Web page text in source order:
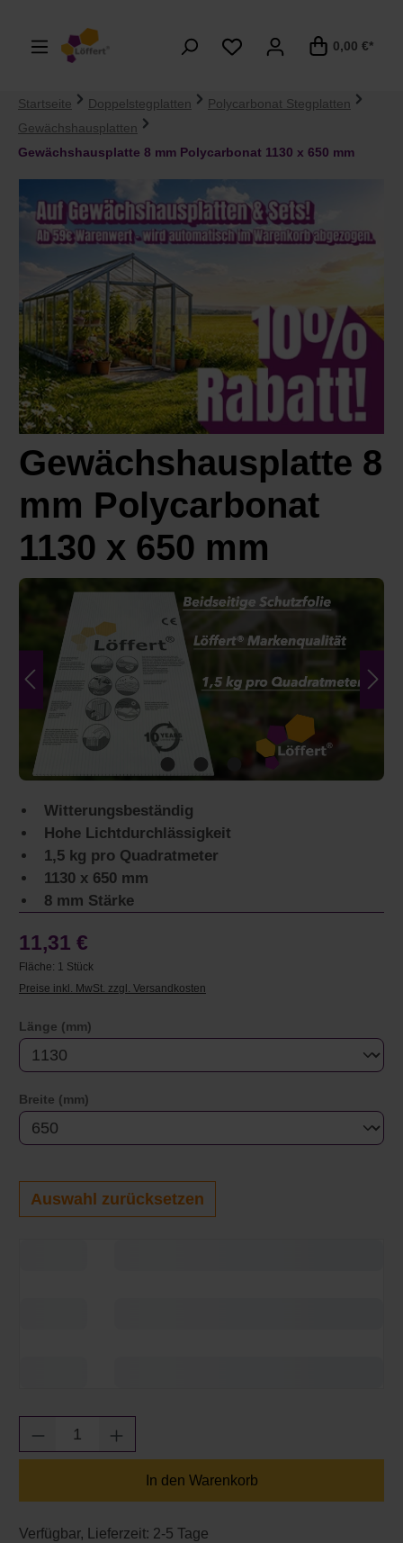
0,00 €*
Startseite Doppelstegplatten
Polycarbonat Stegplatten
Gewächshausplatten
Gewächshausplatte 8 mm Polycarbonat 1130 x 650 mm
Gewächshausplatte 8
mm Polycarbonat
1130 x 650 mm
Bildergalerie überspringen
Witterungsbeständig
Hohe Lichtdurchlässigkeit
1,5 kg pro Quadratmeter
1130 x 650 mm
8 mm Stärke
11,31 €
Fläche: 1 Stück
Preise inkl. MwSt. zzgl. Versandkosten
Länge (mm)
Breite (mm)
Auswahl zurücksetzen
Produkt Anzahl: Gib den gewünschten
In den Warenkorb
Verfügbar, Lieferzeit: 2-5 Tage